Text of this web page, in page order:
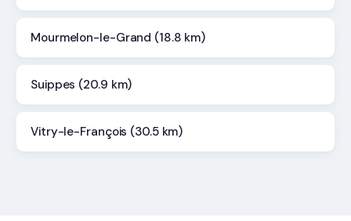
Mourmelon-le-Grand (18.8 km)
Suippes (20.9 km)
Vitry-le-François (30.5 km)